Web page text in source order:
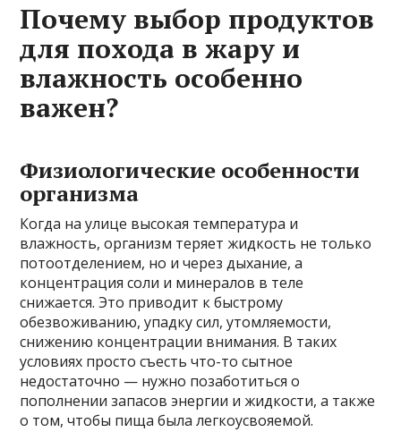
Почему выбор продуктов
для похода в жару и
влажность особенно
важен?
Физиологические особенности
организма
Когда на улице высокая температура и
влажность, организм теряет жидкость не только
потоотделением, но и через дыхание, а
концентрация соли и минералов в теле
снижается. Это приводит к быстрому
обезвоживанию, упадку сил, утомляемости,
снижению концентрации внимания. В таких
условиях просто съесть что-то сытное
недостаточно — нужно позаботиться о
пополнении запасов энергии и жидкости, а также
о том, чтобы пища была легкоусвояемой.